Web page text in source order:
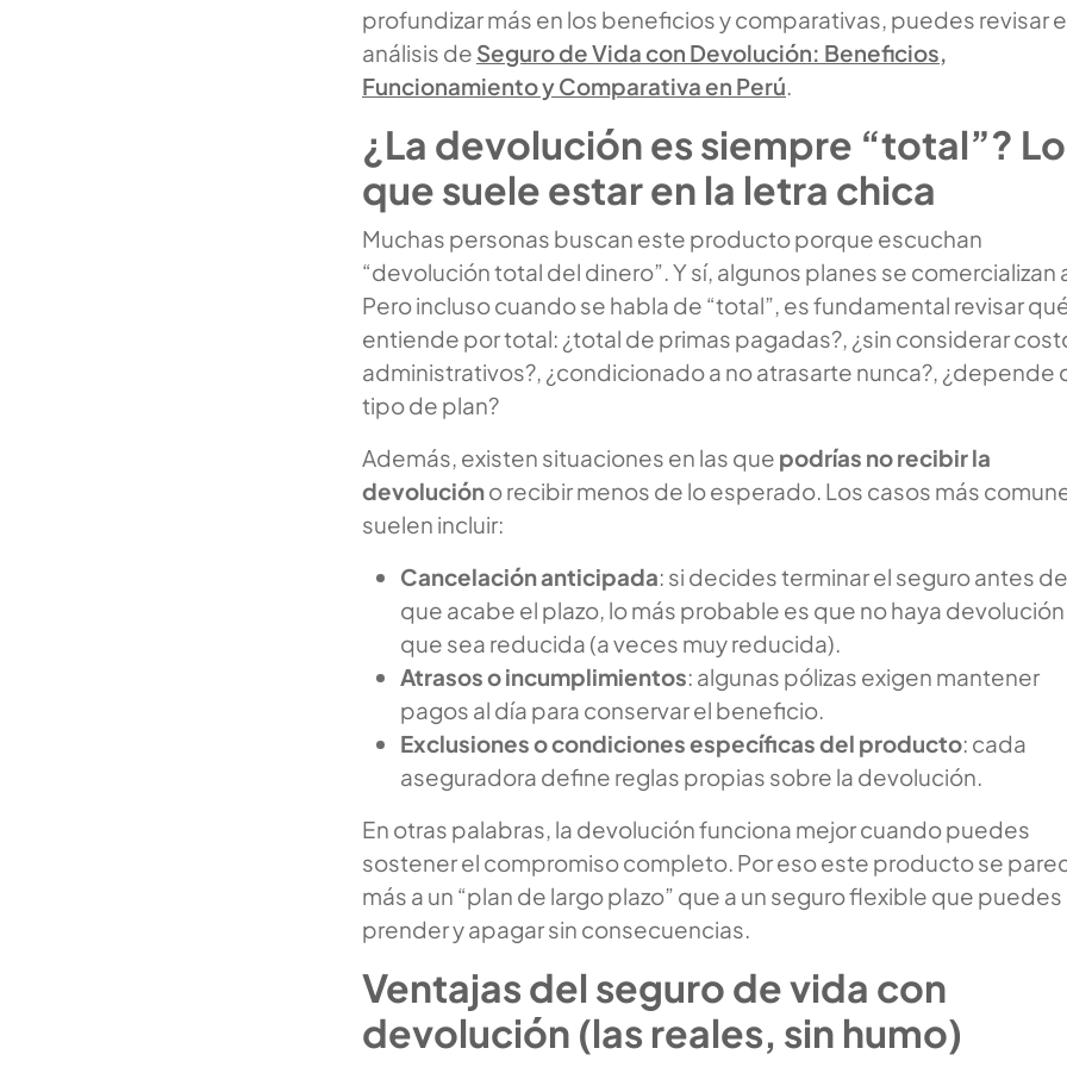
profundizar más en los beneficios y comparativas, puedes revisar
análisis de Seguro de Vida con Devolución: Beneficios,
Funcionamiento y Comparativa en Perú.
¿La devolución es siempre “total”? Lo
que suele estar en la letra chica
Muchas personas buscan este producto porque escuchan
“devolución total del dinero”. Y sí, algunos planes se comercializan
Pero incluso cuando se habla de “total”, es fundamental revisar
entiende por total: ¿total de primas pagadas?, ¿sin considerar
administrativos?, ¿condicionado a no atrasarte nunca?, ¿depende
tipo de plan?
Además, existen situaciones en las que podrías no recibir la
devolucióno recibir menos de lo esperado. Los casos más
suelen incluir:
Cancelación anticipada: si decides terminar el seguro antes de
que acabe el plazo, lo más probable es que no haya
que sea reducida (a veces muy reducida).
Atrasos o incumplimientos: algunas pólizas exigen mantener
pagos al día para conservar el beneficio.
Exclusiones o condiciones específicas del producto: cada
aseguradora define reglas propias sobre la devolución.
En otras palabras, la devolución funciona mejor cuando puedes
sostener el compromiso completo. Por eso este producto se
más a un “plan de largo plazo” que a un seguro flexible que puedes
prender y apagar sin consecuencias.
Ventajas del seguro de vida con
devolución (las reales, sin humo)